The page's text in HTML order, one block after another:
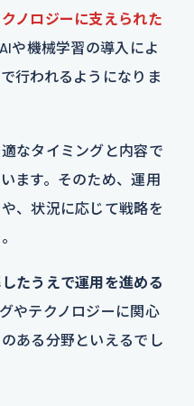
ノロジーに支えられた
や機械学習の導入によ
行われるようになりま
なタイミングと内容で
ます。そのため、運用
、状況に応じて戦略を
たうえで運用を進める
やテクノロジーに関心
ある分野といえるでし